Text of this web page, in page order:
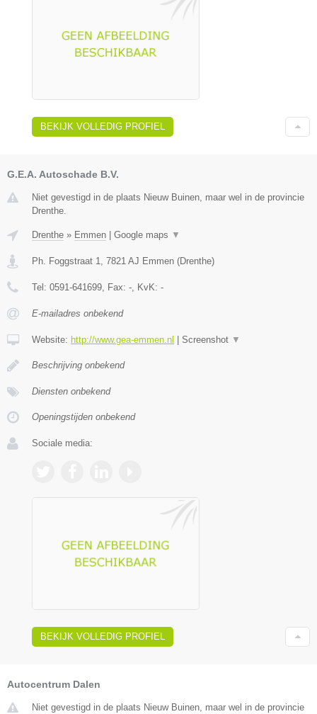
BEKIJK VOLLEDIG PROFIEL
G.E.A. Autoschade B.V.
Niet gevestigd in de plaats Nieuw Buinen, maar wel in de provincie
Drenthe.
Drenthe » Emmen Google maps ▼
Ph. Foggstraat 1, 7821 AJ Emmen (Drenthe)
Tel: 0591-641699, Fax: -, KvK: -
E-mailadres onbekend
Website: http://www.gea-emmen.nl Screenshot ▼
Beschrijving onbekend
Diensten onbekend
Openingstijden onbekend
Sociale media:
BEKIJK VOLLEDIG PROFIEL
Autocentrum Dalen
Niet gevestigd in de plaats Nieuw Buinen, maar wel in de provincie